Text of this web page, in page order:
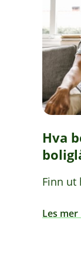
Hva
Finn ut
Les mer